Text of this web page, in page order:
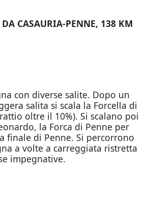
DA CASAURIA-PENNE, 138 KM
con diverse salite. Dopo un
salita si scala la Forcella di
oltre il 10%). Si scalano poi
la Forca di Penne per
finale di Penne. Si percorrono
a volte a carreggiata ristretta
impegnative.